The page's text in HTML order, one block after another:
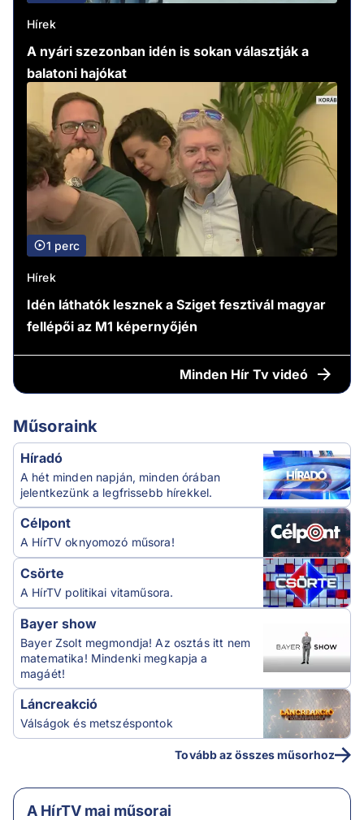
Hírek
A nyári szezonban idén is sokan választják a
balatoni hajókat
1 perc
Hírek
Idén láthatók lesznek a Sziget fesztivál magyar
fellépői az M1 képernyőjén
Minden Hír Tv videó
Műsoraink
Híradó
A hét minden napján, minden órában
jelentkezünk a legfrissebb hírekkel.
Célpont
A HírTV oknyomozó műsora!
Csörte
A HírTV politikai vitaműsora.
Bayer show
Bayer Zsolt megmondja! Az osztás itt nem
matematika! Mindenki megkapja a
magáét!
Láncreakció
Válságok és metszéspontok
Tovább az összes műsorhoz
A HírTV mai műsorai